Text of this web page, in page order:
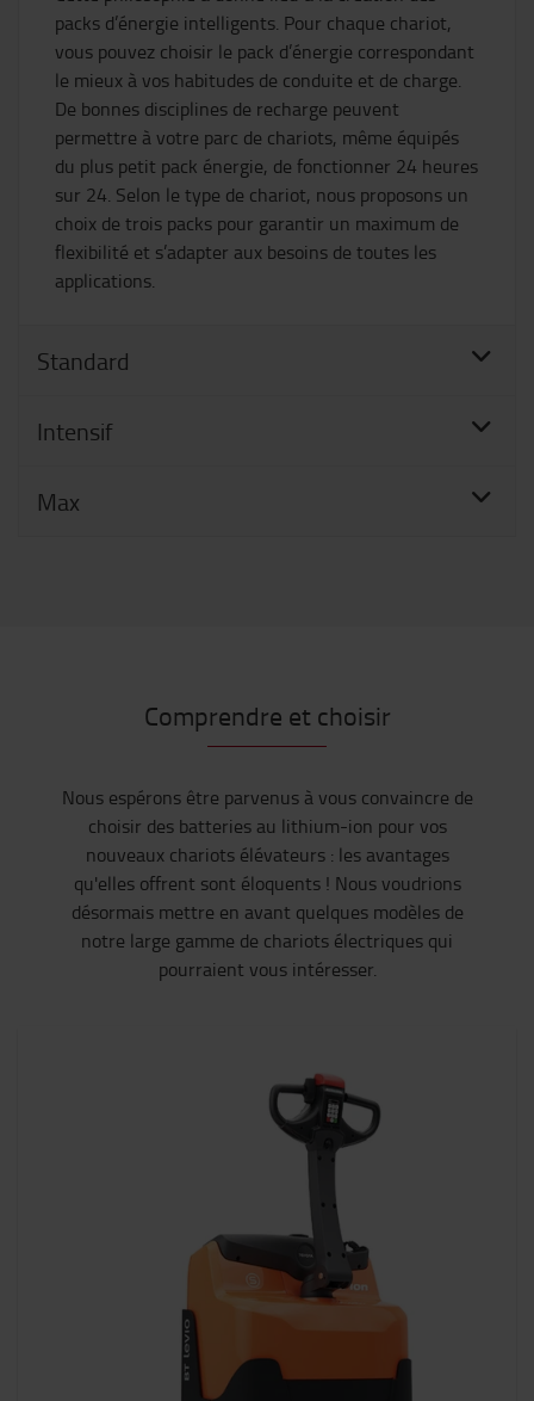
packs d’énergie intelligents. Pour chaque chariot,
vous pouvez choisir le pack d’énergie correspondant
le mieux à vos habitudes de conduite et de charge.
De bonnes disciplines de recharge peuvent
permettre à votre parc de chariots, même équipés
du plus petit pack énergie, de fonctionner 24 heures
sur 24. Selon le type de chariot, nous proposons un
choix de trois packs pour garantir un maximum de
flexibilité et s’adapter aux besoins de toutes les
applications.
Standard
Intensif
Max
Comprendre et choisir
Nous espérons être parvenus à vous convaincre de
choisir des batteries au lithium-ion pour vos
nouveaux chariots élévateurs : les avantages
qu'elles offrent sont éloquents ! Nous voudrions
désormais mettre en avant quelques modèles de
notre large gamme de chariots électriques qui
pourraient vous intéresser.